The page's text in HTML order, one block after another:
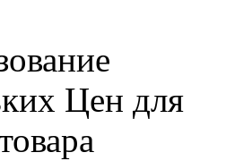
Цен для